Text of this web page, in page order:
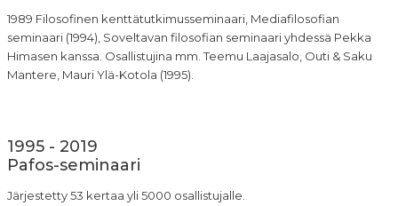
1989 Filosofinen kenttätutkimusseminaari, Mediafilosofian
seminaari (1994), Soveltavan filosofian seminaari yhdessä Pekka
Himasen kanssa. Osallistujina mm. Teemu Laajasalo, Outi & Saku
Mantere, Mauri Ylä-Kotola (1995).
1995 - 2019
Pafos-seminaari
Järjestetty 53 kertaa yli 5000 osallistujalle.